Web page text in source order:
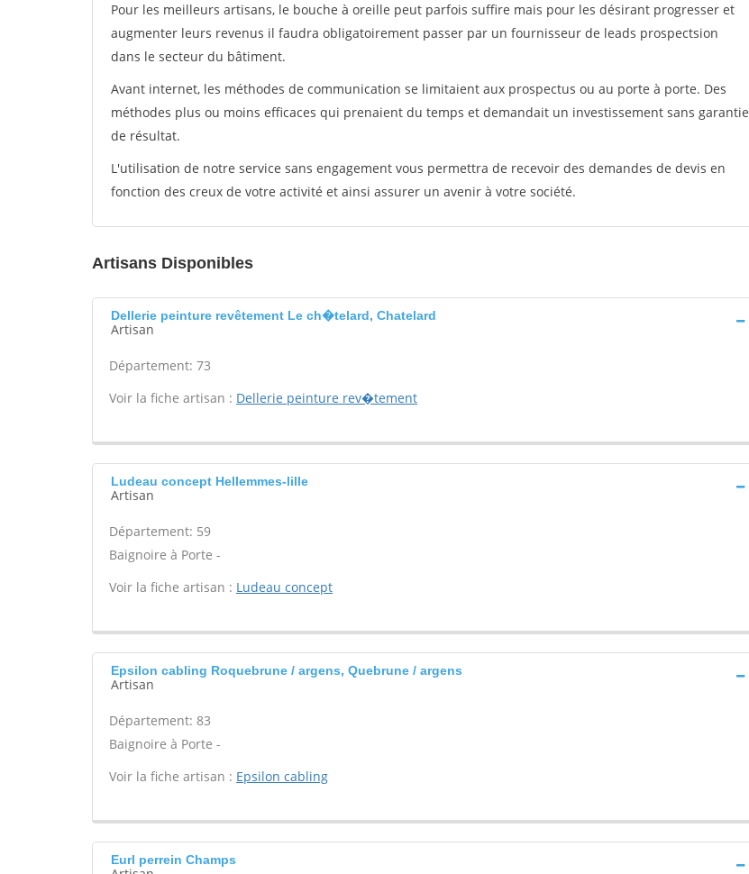
Pour les meilleurs artisans, le bouche à oreille peut parfois suffire mais pour les désirant progresser et
augmenter leurs revenus il faudra obligatoirement passer par un fournisseur de leads prospectsion
dans le secteur du bâtiment.
Avant internet, les méthodes de communication se limitaient aux prospectus ou au porte à porte. Des
méthodes plus ou moins efficaces qui prenaient du temps et demandait un investissement sans garantie
de résultat.
L'utilisation de notre service sans engagement vous permettra de recevoir des demandes de devis en
fonction des creux de votre activité et ainsi assurer un avenir à votre société.
Artisans Disponibles
Dellerie peinture revêtement Le ch�telard, Chatelard
Artisan
Département: 73
Voir la fiche artisan : Dellerie peinture rev�tement
Ludeau concept Hellemmes-lille
Artisan
Département: 59
Baignoire à Porte -
Voir la fiche artisan : Ludeau concept
Epsilon cabling Roquebrune / argens, Quebrune / argens
Artisan
Département: 83
Baignoire à Porte -
Voir la fiche artisan : Epsilon cabling
Eurl perrein Champs